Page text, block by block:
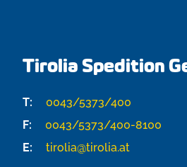
Tirolia Spedition
T:
0043/5373/400
F:
0043/5373/400-8100
E:
tirolia@tirolia.at